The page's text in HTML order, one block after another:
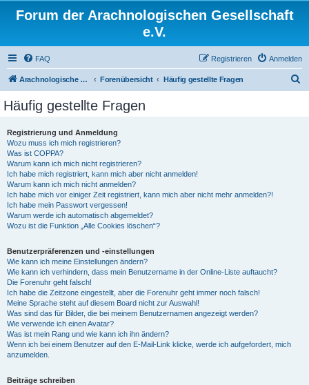
Forum der Arachnologischen Gesellschaft
e.V.
FAQ Anmelden
Registrieren
Arachnologische Gesellschaft e. V. Forenübersicht Häufig gestellte Fragen
Häufig gestellte Fragen
Registrierung und Anmeldung
Wozu muss ich mich registrieren?
Was ist COPPA?
Warum kann ich mich nicht registrieren?
Ich habe mich registriert, kann mich aber nicht anmelden!
Warum kann ich mich nicht anmelden?
Ich habe mich vor einiger Zeit registriert, kann mich aber nicht mehr anmelden?!
Ich habe mein Passwort vergessen!
Warum werde ich automatisch abgemeldet?
Wozu ist die Funktion „Alle Cookies löschen“?
Benutzerpräferenzen und -einstellungen
Wie kann ich meine Einstellungen ändern?
Wie kann ich verhindern, dass mein Benutzername in der Online-Liste auftaucht?
Die Forenuhr geht falsch!
Ich habe die Zeitzone eingestellt, aber die Forenuhr geht immer noch falsch!
Meine Sprache steht auf diesem Board nicht zur Auswahl!
Was sind das für Bilder, die bei meinem Benutzernamen angezeigt werden?
Wie verwende ich einen Avatar?
Was ist mein Rang und wie kann ich ihn ändern?
Wenn ich bei einem Benutzer auf den E-Mail-Link klicke, werde ich aufgefordert, mich
anzumelden.
Beiträge schreiben